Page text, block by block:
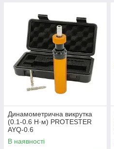
Динамометрична викрутка
(0.1-0.6 Н·м) PROTESTER
AYQ-0.6
В наявності